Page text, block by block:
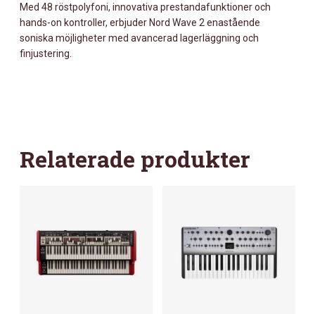
Med 48 röstpolyfoni, innovativa prestandafunktioner och
hands-on kontroller, erbjuder Nord Wave 2 enastående
soniska möjligheter med avancerad lagerläggning och
finjustering.
Relaterade produkter